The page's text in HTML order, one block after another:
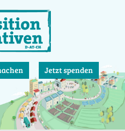
Jetzt spenden